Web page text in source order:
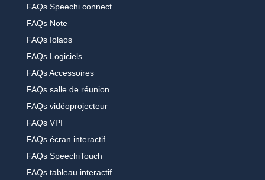
FAQs Speechi connect
FAQs Note
FAQs Iolaos
FAQs Logiciels
FAQs Accessoires
FAQs salle de réunion
FAQs vidéoprojecteur
FAQs VPI
FAQs écran interactif
FAQs SpeechiTouch
FAQs tableau interactif